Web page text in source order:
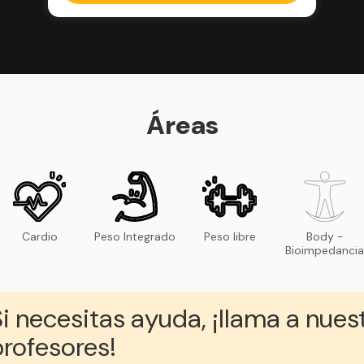
Áreas
Cardio Peso Integrado Peso libre
Body -
Bioimpedancia
necesitas ayuda, ¡llama a